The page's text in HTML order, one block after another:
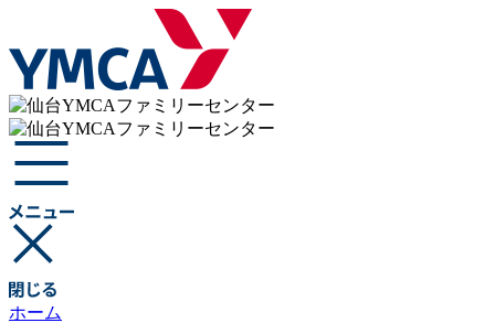
ホーム